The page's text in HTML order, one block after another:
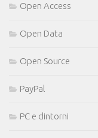
Open Access
Open Data
Open Source
PayPal
PC e dintorni